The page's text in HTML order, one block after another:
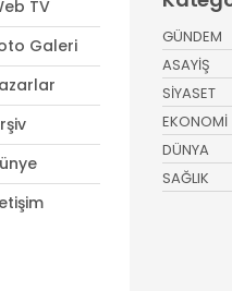
TV
Galeri
GÜNDEM
ASAYİŞ
SİYASET
EKONOMİ
DÜNYA
SAĞLIK